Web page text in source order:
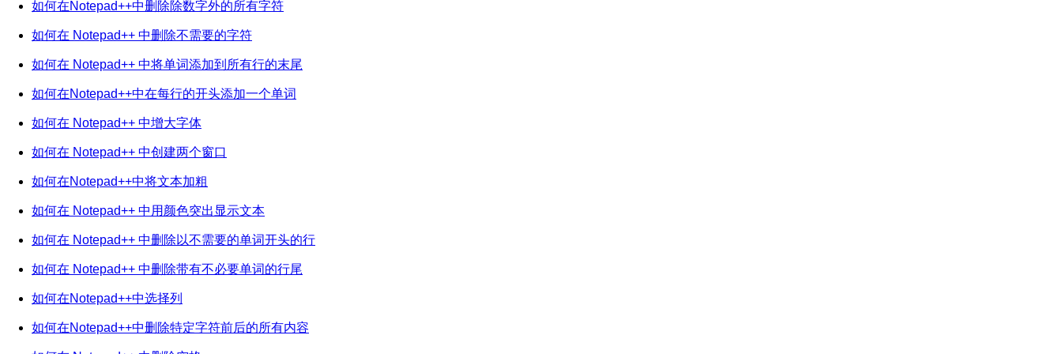
如何在Notepad++中删除除数字外的所有字符
如何在 Notepad++ 中删除不需要的字符
如何在 Notepad++ 中将单词添加到所有行的末尾
如何在Notepad++中在每行的开头添加一个单词
如何在 Notepad++ 中增大字体
如何在 Notepad++ 中创建两个窗口
如何在Notepad++中将文本加粗
如何在 Notepad++ 中用颜色突出显示文本
如何在 Notepad++ 中删除以不需要的单词开头的行
如何在 Notepad++ 中删除带有不必要单词的行尾
如何在Notepad++中选择列
如何在Notepad++中删除特定字符前后的所有内容